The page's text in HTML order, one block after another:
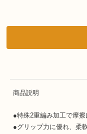
商品説明
●特殊2重編み加工で摩擦
●グリップ力に優れ、柔